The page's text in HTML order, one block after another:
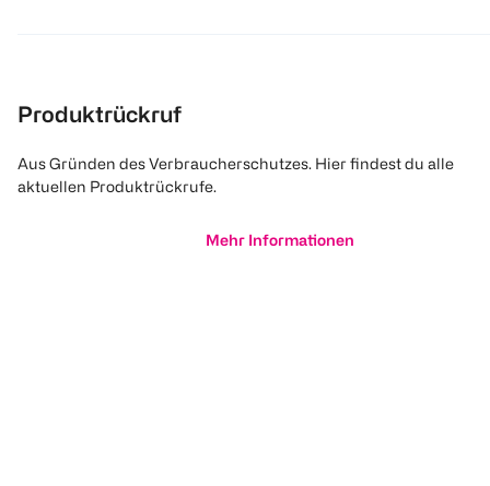
Produktrückruf
Aus Gründen des Verbraucherschutzes. Hier findest du alle
aktuellen Produktrückrufe.
Mehr Informationen